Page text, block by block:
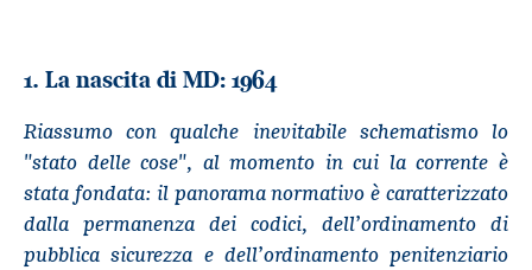
1. La nascita di MD: 1964
Riassumo con qualche inevitabile schematismo lo
"stato delle cose", al momento in cui la corrente è
stata fondata: il panorama normativo è caratterizzato
dalla permanenza dei codici, dell’ordinamento di
pubblica sicurezza e dell’ordinamento penitenziario